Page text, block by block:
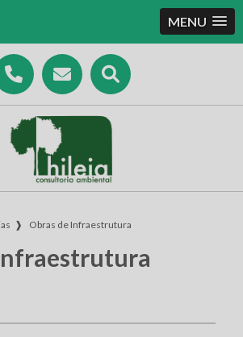
MENU
❱ Obras de Infraestrutura